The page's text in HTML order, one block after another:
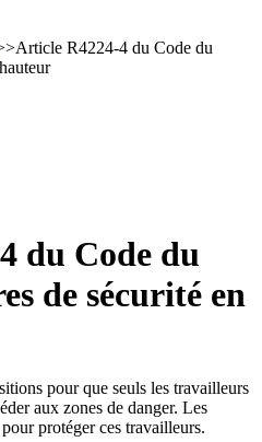
>Article R4224-4 du Code du
du Code du
de sécurité en
pour que seuls les travailleurs
aux zones de danger. Les
protéger ces travailleurs.